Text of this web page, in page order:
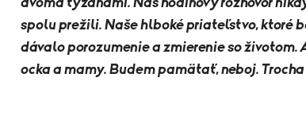
dvoma týždňami. Náš hodinový rozhovor
spolu prežili. Naše hlboké priateľstvo, ktoré
dávalo porozumenie a zmierenie so životom.
ocka a mamy. Budem pamätať, neboj.